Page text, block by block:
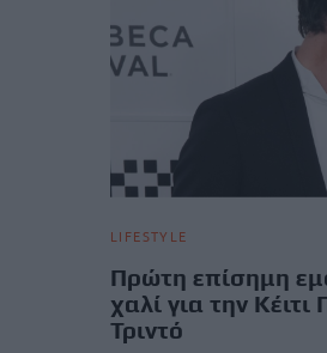
LIFESTYLE
Πρώτη επίσημη
χαλί για την Κέιτι
Τριντό